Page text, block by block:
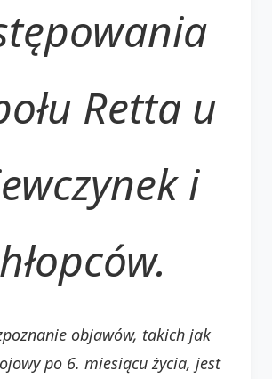
Retta u
i
objawów, takich jak
po 6. miesiącu życia, jest